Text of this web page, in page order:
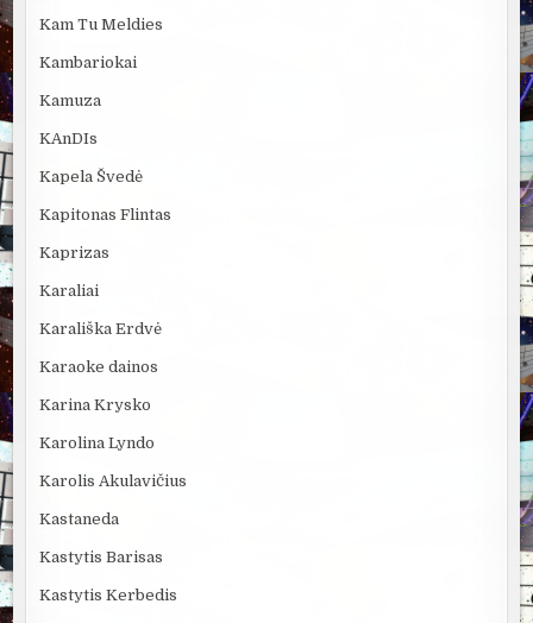
Kam Tu Meldies
Kambariokai
Kamuza
KAnDIs
Kapela Švedė
Kapitonas Flintas
Kaprizas
Karaliai
Karališka Erdvė
Karaoke dainos
Karina Krysko
Karolina Lyndo
Karolis Akulavičius
Kastaneda
Kastytis Barisas
Kastytis Kerbedis